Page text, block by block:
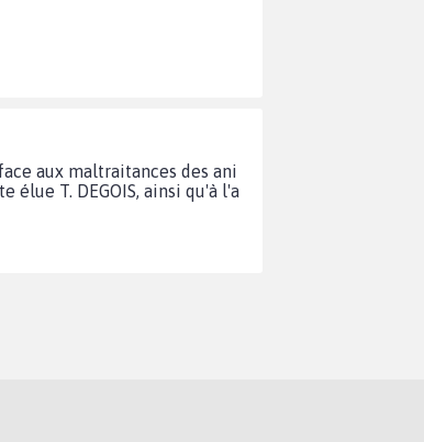
aux maltraitances des ani
T. DEGOIS, ainsi qu'à l'a